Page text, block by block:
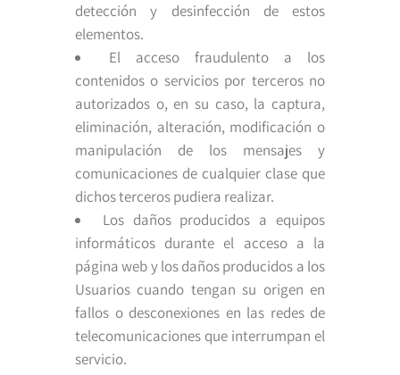
detección y desinfección de estos
elementos.
El acceso fraudulento a los
contenidos o servicios por terceros no
autorizados o, en su caso, la captura,
eliminación, alteración, modificación o
manipulación de los mensajes y
comunicaciones de cualquier clase que
dichos terceros pudiera realizar.
Los daños producidos a equipos
informáticos durante el acceso a la
página web y los daños producidos a los
Usuarios cuando tengan su origen en
fallos o desconexiones en las redes de
telecomunicaciones que interrumpan el
servicio.